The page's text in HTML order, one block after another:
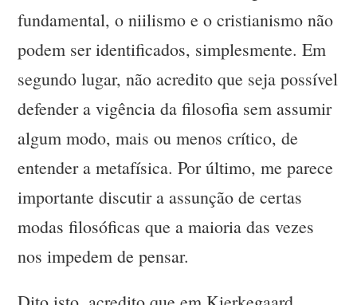
fundamental, o niilismo e o cristianismo não
podem ser identificados, simplesmente. Em
segundo lugar, não acredito que seja possível
defender a vigência da filosofia sem assumir
algum modo, mais ou menos crítico, de
entender a metafísica. Por último, me parece
importante discutir a assunção de certas
modas filosóficas que a maioria das vezes
nos impedem de pensar.